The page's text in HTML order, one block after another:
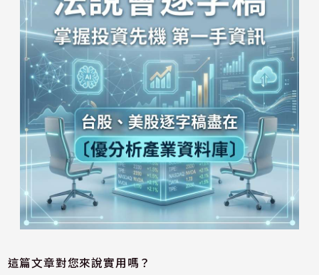
這篇文章對您來說實用嗎？